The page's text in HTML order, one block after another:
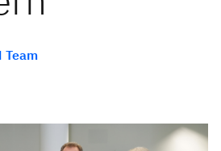
Team